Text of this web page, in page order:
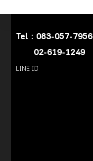
Tel : 083-057-7956
02-619-1249
LINE ID